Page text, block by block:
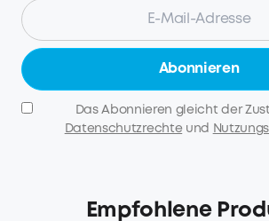
Abonnieren
Das Abonnieren gleicht der
Datenschutzrechte und
Empfohlene